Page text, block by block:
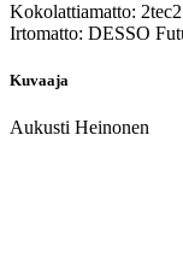
Kokolattiamatto:
Irtomatto: DESSO
Kuvaaja
Aukusti Heinonen